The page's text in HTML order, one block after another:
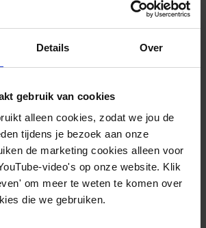
Details Over
gebruik van cookies
alleen cookies, zodat we jou de
tijdens je bezoek aan onze
de marketing cookies alleen voor
video's op onze website. Klik
om meer te weten te komen over
die we gebruiken.